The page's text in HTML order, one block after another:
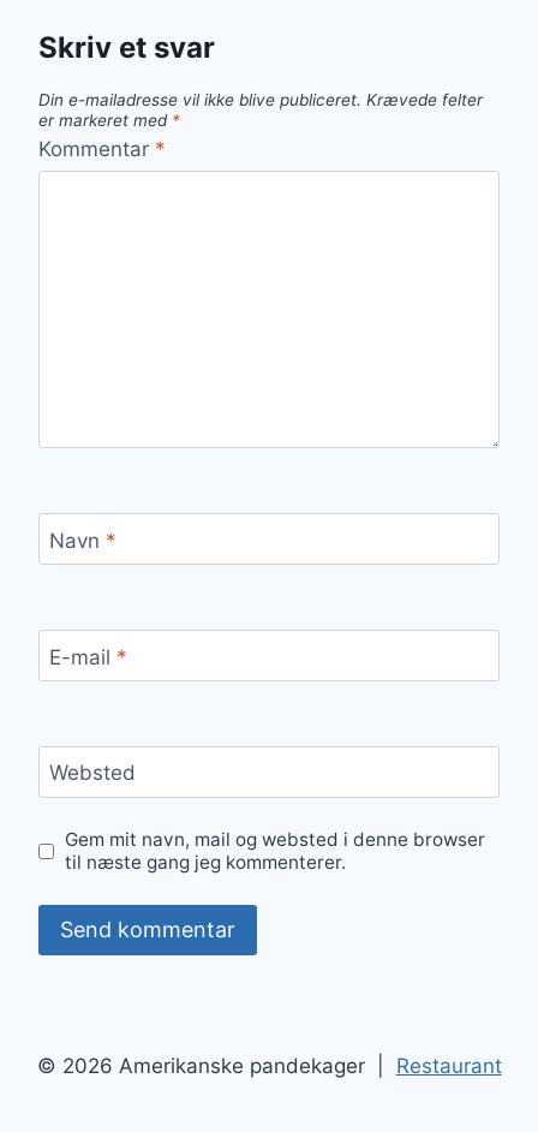
Skriv et svar
Din e-mailadresse vil ikke blive publiceret. Krævede felter
er markeret med *
Kommentar *
Navn *
E-mail *
Websted
Gem mit navn, mail og websted i denne browser
til næste gang jeg kommenterer.
© 2026 Amerikanske pandekager | Restaurant